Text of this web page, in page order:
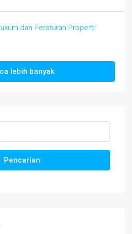
dan Peraturan Properti
lebih banyak
Pencarian